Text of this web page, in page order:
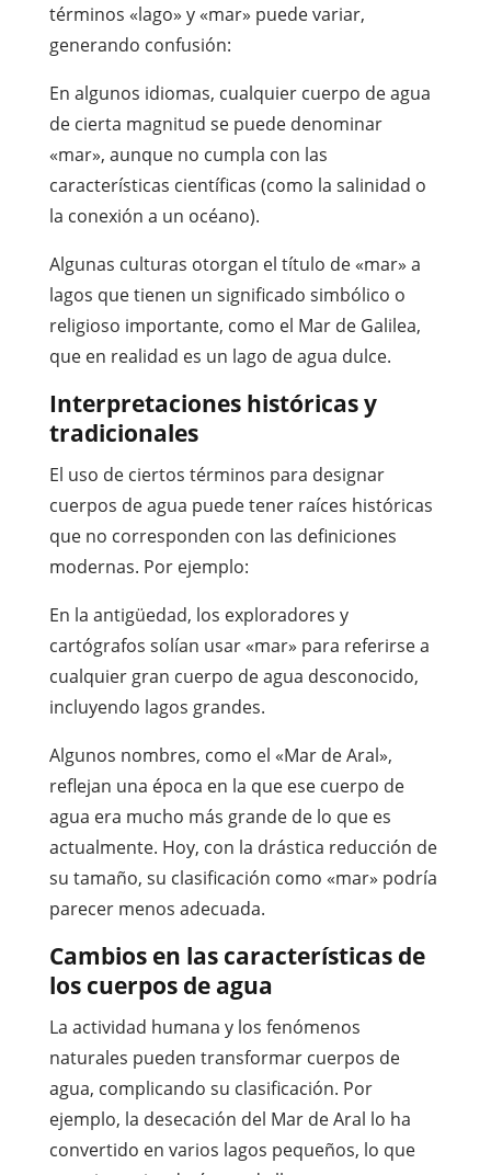
términos «lago» y «mar» puede variar,
generando confusión:
En algunos idiomas, cualquier cuerpo de agua
de cierta magnitud se puede denominar
«mar», aunque no cumpla con las
características científicas (como la salinidad o
la conexión a un océano).
Algunas culturas otorgan el título de «mar» a
lagos que tienen un significado simbólico o
religioso importante, como el Mar de Galilea,
que en realidad es un lago de agua dulce.
Interpretaciones históricas y
tradicionales
El uso de ciertos términos para designar
cuerpos de agua puede tener raíces históricas
que no corresponden con las definiciones
modernas. Por ejemplo:
En la antigüedad, los exploradores y
cartógrafos solían usar «mar» para referirse a
cualquier gran cuerpo de agua desconocido,
incluyendo lagos grandes.
Algunos nombres, como el «Mar de Aral»,
reflejan una época en la que ese cuerpo de
agua era mucho más grande de lo que es
actualmente. Hoy, con la drástica reducción de
su tamaño, su clasificación como «mar» podría
parecer menos adecuada.
Cambios en las características de
los cuerpos de agua
La actividad humana y los fenómenos
naturales pueden transformar cuerpos de
agua, complicando su clasificación. Por
ejemplo, la desecación del Mar de Aral lo ha
convertido en varios lagos pequeños, lo que